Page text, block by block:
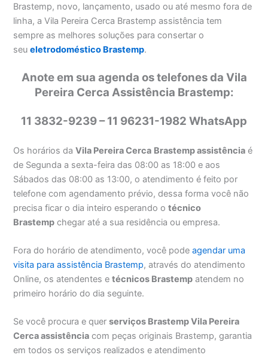
Brastemp, novo, lançamento, usado ou até mesmo fora de
linha, a Vila Pereira Cerca Brastemp assistência tem
sempre as melhores soluções para consertar o
seueletrodoméstico Brastemp.
Anote em sua agenda os telefones da Vila
Pereira Cerca Assistência Brastemp:
11 3832-9239 – 11 96231-1982 WhatsApp
Os horários daVila Pereira Cerca Brastemp assistência é
de Segunda a sexta-feira das 08:00 as 18:00 e aos
Sábados das 08:00 as 13:00, o atendimento é feito por
telefone com agendamento prévio, dessa forma você não
precisa ficar o dia inteiro esperando otécnico
Brastemp chegar até a sua residência ou empresa.
Fora do horário de atendimento, você podeagendar uma
visita para assistência Brastemp, através do atendimento
Online, os atendentes etécnicos Brastemp atendem no
primeiro horário do dia seguinte.
Se você procura e querserviços Brastemp Vila Pereira
Cerca assistência com peças originais Brastemp, garantia
em todos os serviços realizados e atendimento